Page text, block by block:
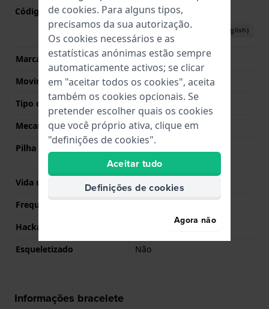
Código do movimento nº 9T22 (Ver especificações
Descarregar o manual (English)
Marca de movimento
Miyota
Movimento suíço
Não
Tipo de Mostrador
Analógico
Mecanismo
Quartzo
Pilha
SR616SW
Vida útil da pilha
24 meses
Frequência
Hackable
Esqueletizado
Não
Informações bracelete
de cookies. Para alguns tipos,
precisamos da sua autorização.
Os cookies necessários e as
estatísticas anónimas estão sempre
automaticamente activos; se clicar
em "aceitar todos os cookies", aceita
também os cookies opcionais. Se
pretender escolher quais os cookies
que você próprio ativa, clique em
"definições de cookies".
Aceitar tudo
Definições de cookies
Agora não